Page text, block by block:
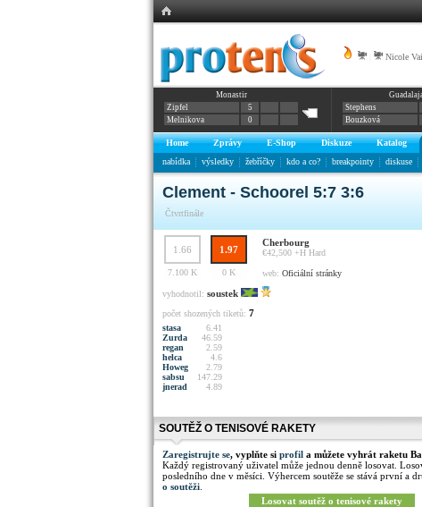
Nicole
Monastir
Zipfel
5
Melnikova
0
Stephens
Bouzková
Home Zprávy E-Shop Diskuze Katalog
nabídka
výsledky žebříčky kdo a co? breakpointy diskuse
Clement - Schoorel 5:7 3:6
Čtvrtfinále
1.66 1.97
Cherbourg
€42,500 +H Hard
7.100 K
0 K web: Oficiální stránky
vyhodnotil: soustek
počet shozených tiketů: 7
stasa
6.41
Zurda
46.59
regan
2.59
helca
4.6
Howeg
2.79
sabsu
147.29
jnerad
4.89
SOUTĚŽ O TENISOVÉ RAKETY
Zaregistrujte se, vyplňte si profil a můžete vyhrát raketu
Každý registrovaný uživatel může jednou denně losovat.
posledního dne v měsíci. Výhercem soutěže se stává první a
o soutěži
Losovat soutěž o tenisové rakety